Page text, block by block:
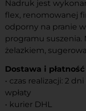
Nadruk jest
flex, renomowanej
odporny na pranie
programu suszenia.
żelazkiem,
Dostawa i płatność
• czas realizacji: 2
wpłaty
• kurier DHL